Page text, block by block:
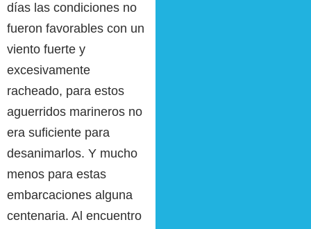
días las condiciones no
fueron favorables con un
viento fuerte y
excesivamente
racheado, para estos
aguerridos marineros no
era suficiente para
desanimarlos. Y mucho
menos para estas
embarcaciones alguna
centenaria. Al encuentro